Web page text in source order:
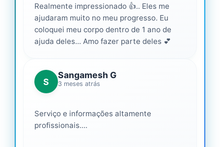
Realmente impressionado 👍.. Eles me
ajudaram muito no meu progresso. Eu
coloquei meu corpo dentro de 1 ano de
ajuda deles... Amo fazer parte deles 💕
S
Sangamesh G
3 meses atrás
Serviço e informações altamente
profissionais....